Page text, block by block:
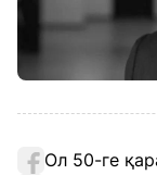
Ол 50-ге